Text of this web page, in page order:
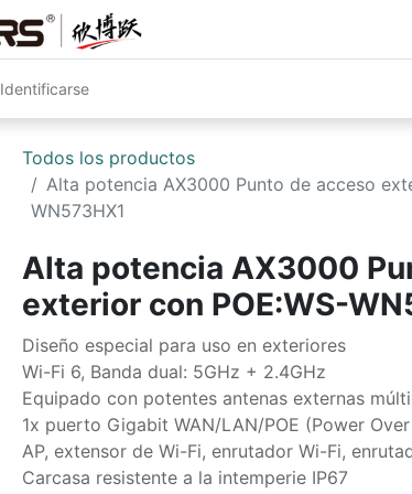
Identificarse
Todos los productos
Alta potencia AX3000 Punto de acceso
WN573HX1
Alta potencia AX3000
exterior con POE:WS-
Diseño especial para uso en exteriores
Wi-Fi 6, Banda dual: 5GHz + 2.4GHz
Equipado con potentes antenas externas
1x puerto Gigabit WAN/LAN/POE (Power
AP, extensor de Wi-Fi, enrutador Wi-Fi,
Carcasa resistente a la intemperie IP67